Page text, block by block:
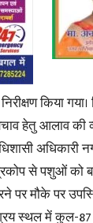
किया गया।
हेतु आलाव की
अधिकारी
से पशुओं को
पर मौके पर
स्थल में कुल-